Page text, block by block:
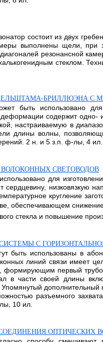
состоит из двух
выполнены щели,
резонансной
стеклом.
БРИЛЛЮЭНА С
быть использовано
содержит одно-
настраиваемую в
длины волны,
2 н. и 5 з.п. ф-лы, 4 ил.
СВЕТОВОДОВ
для
сердцевину, низковязкую
кругление
обеспечивающем
стекла и повышение
С
быть использованы в
линий связи имеет
первый
в части своей длины
разъемного
10 ил.
ОПТИЧЕСКИХ